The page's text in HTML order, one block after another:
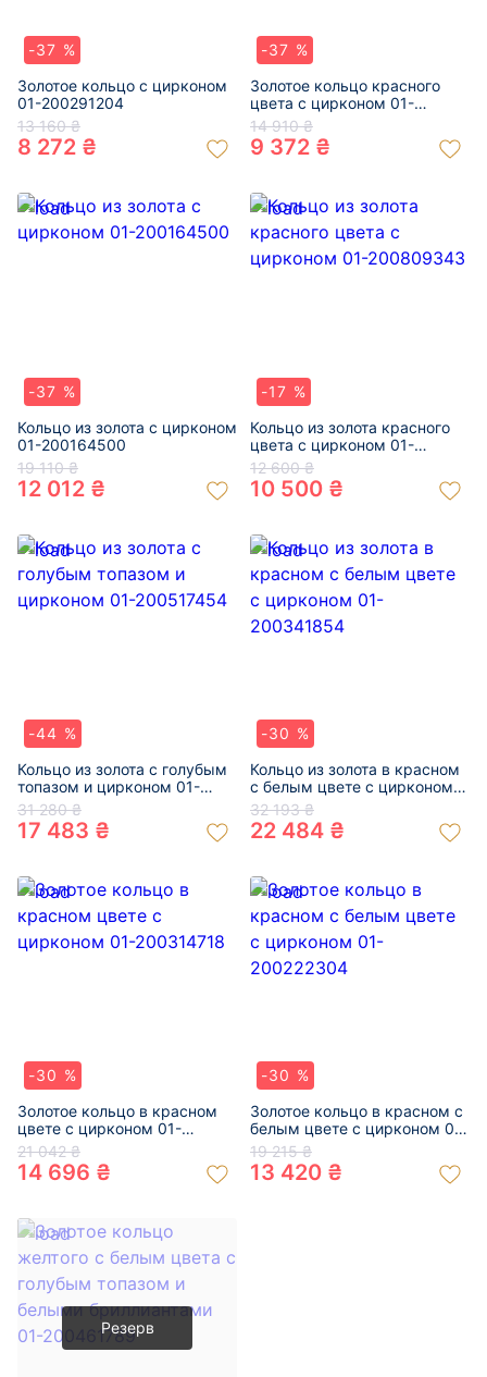
-37 %
Золотое кольцо с цирконом
01-200291204
13 160 ₴
8 272 ₴
-37 %
Золотое кольцо красного
цвета с цирконом 01-
200104733
14 910 ₴
9 372 ₴
-37 %
Кольцо из золота с цирконом
01-200164500
19 110 ₴
12 012 ₴
-17 %
Кольцо из золота красного
цвета с цирконом 01-
200809343
12 600 ₴
10 500 ₴
-44 %
Кольцо из золота с голубым
топазом и цирконом 01-
200517454
31 280 ₴
17 483 ₴
-30 %
Кольцо из золота в красном
с белым цвете с цирконом
01-200341854
32 193 ₴
22 484 ₴
-30 %
Золотое кольцо в красном
цвете с цирконом 01-
200314718
21 042 ₴
14 696 ₴
-30 %
Золотое кольцо в красном с
белым цвете с цирконом 01-
200222304
19 215 ₴
13 420 ₴
Резерв